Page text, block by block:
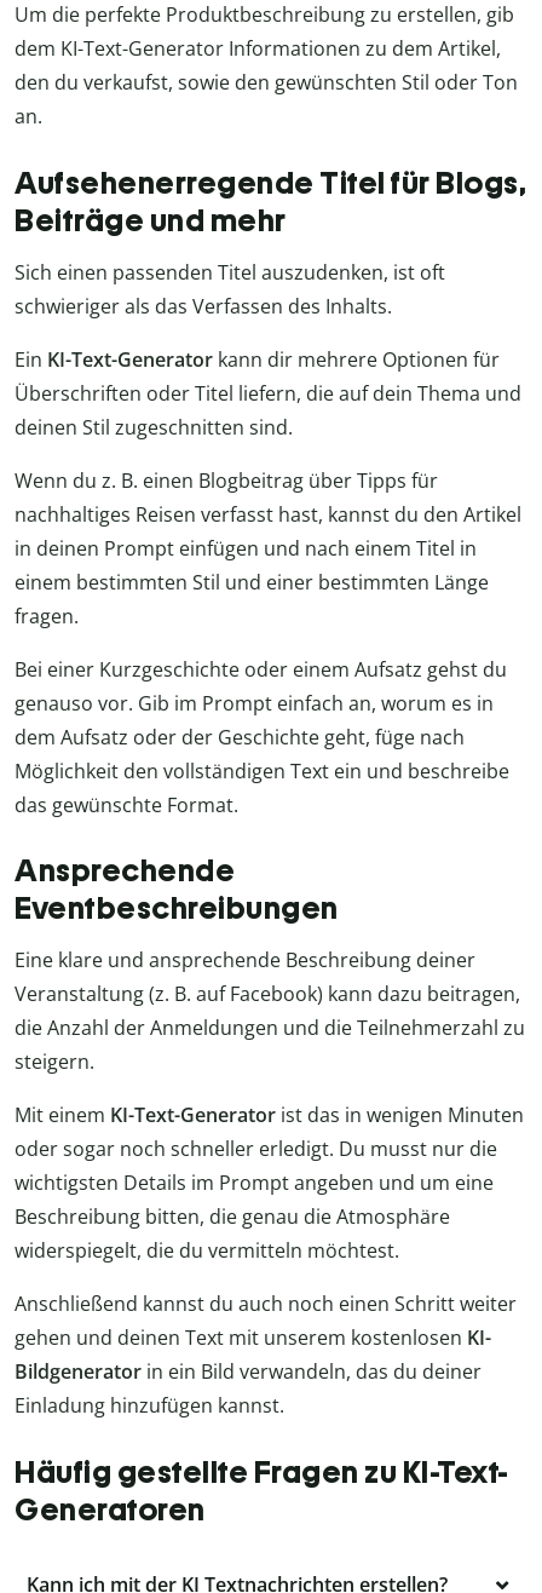
Um die perfekte Produktbeschreibung zu erstellen, gib
dem KI-Text-Generator Informationen zu dem Artikel,
den du verkaufst, sowie den gewünschten Stil oder Ton
an.
Aufsehenerregende Titel für Blogs,
Beiträge und mehr
Sich einen passenden Titel auszudenken, ist oft
schwieriger als das Verfassen des Inhalts.
Ein KI-Text-Generator kann dir mehrere Optionen für
Überschriften oder Titel liefern, die auf dein Thema und
deinen Stil zugeschnitten sind.
Wenn du z. B. einen Blogbeitrag über Tipps für
nachhaltiges Reisen verfasst hast, kannst du den Artikel
in deinen Prompt einfügen und nach einem Titel in
einem bestimmten Stil und einer bestimmten Länge
fragen.
Bei einer Kurzgeschichte oder einem Aufsatz gehst du
genauso vor. Gib im Prompt einfach an, worum es in
dem Aufsatz oder der Geschichte geht, füge nach
Möglichkeit den vollständigen Text ein und beschreibe
das gewünschte Format.
Ansprechende
Eventbeschreibungen
Eine klare und ansprechende Beschreibung deiner
Veranstaltung (z. B. auf Facebook) kann dazu beitragen,
die Anzahl der Anmeldungen und die Teilnehmerzahl zu
steigern.
Mit einem KI-Text-Generator ist das in wenigen Minuten
oder sogar noch schneller erledigt. Du musst nur die
wichtigsten Details im Prompt angeben und um eine
Beschreibung bitten, die genau die Atmosphäre
widerspiegelt, die du vermitteln möchtest.
Anschließend kannst du auch noch einen Schritt weiter
gehen und deinen Text mit unserem kostenlosen KI-
Bildgenerator in ein Bild verwandeln, das du deiner
Einladung hinzufügen kannst.
Häufig gestellte Fragen zu KI-Text-
Generatoren
Kann ich mit der KI Textnachrichten erstellen?